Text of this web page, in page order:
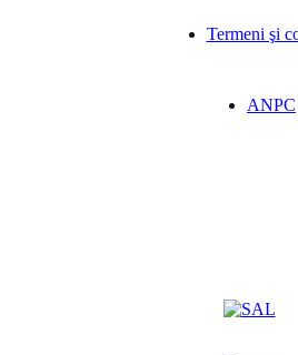
Termeni şi
ANPC